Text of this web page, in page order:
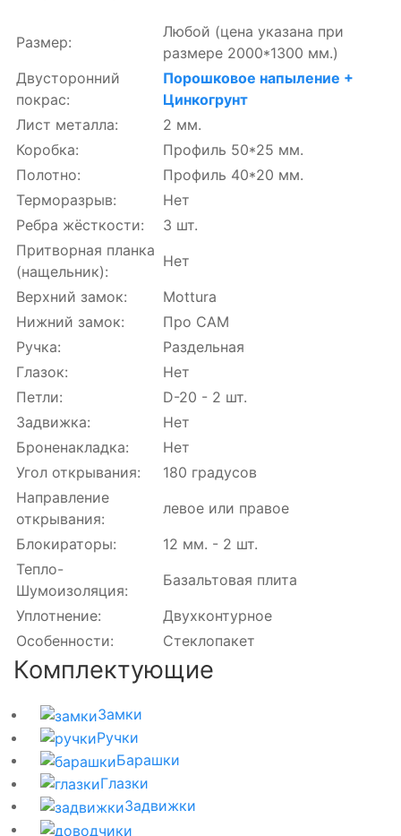
Размер:
Любой (цена указана при
размере 2000*1300 мм.)
Двусторонний
покрас:
Порошковое напыление +
Цинкогрунт
Лист металла:
2 мм.
Коробка:
Профиль 50*25 мм.
Полотно:
Профиль 40*20 мм.
Терморазрыв:
Нет
Ребра жёсткости:
3 шт.
Притворная планка
(нащельник):
Нет
Верхний замок:
Mottura
Нижний замок:
Про САМ
Ручка:
Раздельная
Глазок:
Нет
Петли:
D-20 - 2 шт.
Задвижка:
Нет
Броненакладка:
Нет
Угол открывания:
180 градусов
Направление
открывания:
левое или правое
Блокираторы:
12 мм. - 2 шт.
Тепло-
Шумоизоляция:
Базальтовая плита
Уплотнение:
Двухконтурное
Особенности:
Стеклопакет
Комплектующие
Замки
Ручки
Барашки
Глазки
Задвижки